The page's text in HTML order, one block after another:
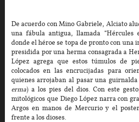
De acuerdo con Mino Gabriele, Alciato
una fábula antigua, llamada “Hércules
donde el héroe se topa de pronto con una
presidida por una herma consagrada a
López agrega que estos túmulos de
colocados en las encrucijadas para
quienes arrojaban al pasar una
erma) a los pies del dios. Con este
mitológicos que Diego López narra con
Argos en manos de Mercurio y el
frente a los dioses.